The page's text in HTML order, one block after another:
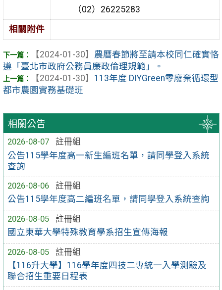
相關公告
2026-08-07
註冊組
公告115學年度高一新生編班名單，請同學登入系統
查詢
2026-08-06
註冊組
公告115學年度高二編班名單，請同學登入系統查詢
2026-08-05
註冊組
國立東華大學特殊教育學系招生宣傳海報
2026-08-05
註冊組
【116升大學】116學年度四技二專統一入學測驗及
聯合招生重要日程表
（02）26225283
相關附件
【2024-01-30】 農曆春節將至請本校同仁確實恪
遵「臺北市政府公務員廉政倫理規範」。
【2024-01-30】 113年度 DIYGreen零廢棄循環型
都市農園實務基礎班